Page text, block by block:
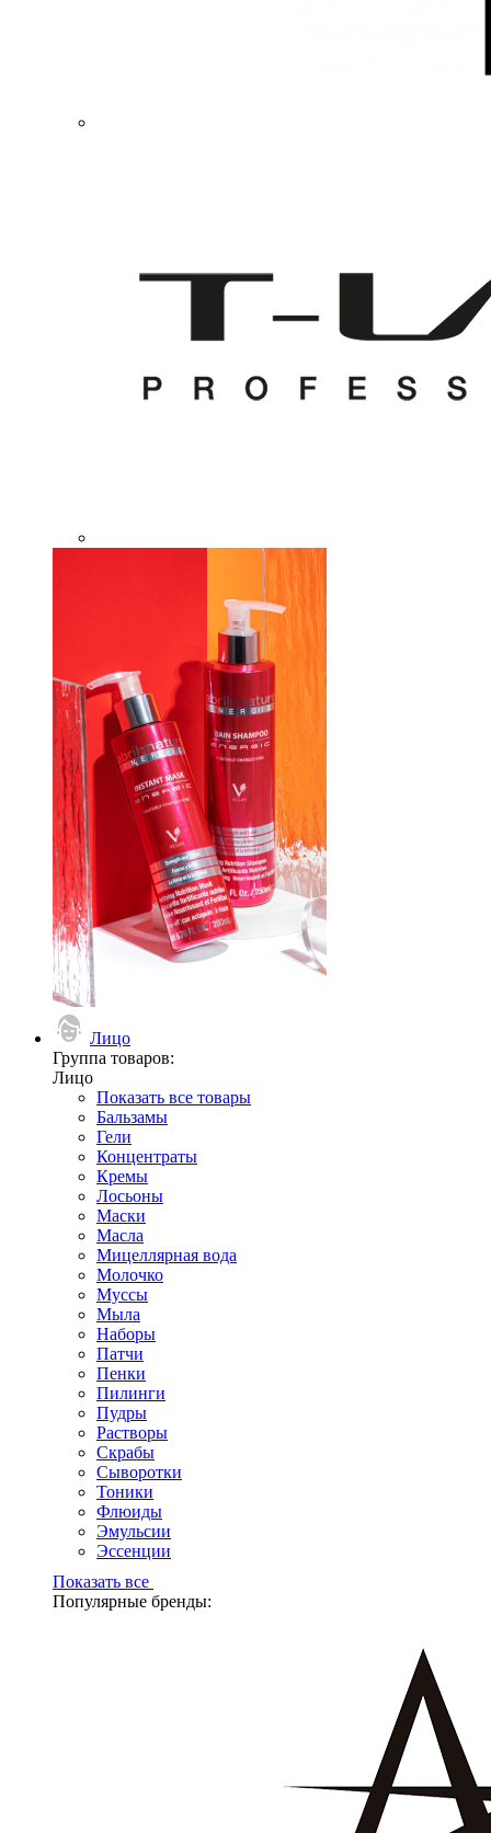
Лицо
Группа товаров:
Лицо
Показать все товары
Бальзамы
Гели
Концентраты
Кремы
Лосьоны
Маски
Масла
Мицеллярная вода
Молочко
Муссы
Мыла
Наборы
Патчи
Пенки
Пилинги
Пудры
Растворы
Скрабы
Сыворотки
Тоники
Флюиды
Эмульсии
Эссенции
Показать все
Популярные бренды: